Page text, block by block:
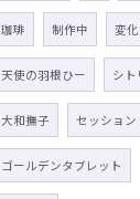
珈琲 制作中 変化
天使の羽根ひー シト
大和撫子 セッション
ゴールデンタブレット